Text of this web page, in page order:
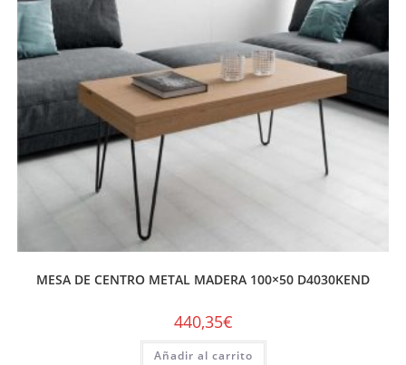
MESA DE CENTRO METAL MADERA 100×50 D4030KEND
440,35€
Añadir al carrito